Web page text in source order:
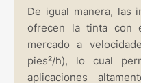
De igual manera, las
ofrecen la tinta con
mercado a
pies²/h), lo cual
aplicaciones